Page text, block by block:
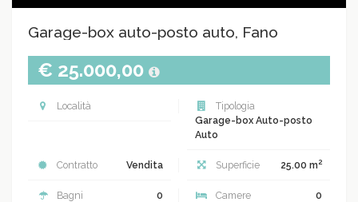
Garage-box auto-posto auto, Fano
€ 25.000,00
Località
Tipologia
Garage-box Auto-posto
Auto
Contratto Vendita Superficie 25.00 m2
Bagni 0 Camere 0